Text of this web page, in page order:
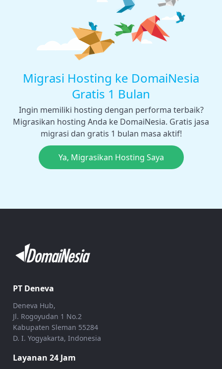
Migrasi Hosting ke DomaiNesia
Gratis 1 Bulan
Ingin memiliki hosting dengan performa terbaik?
Migrasikan hosting Anda ke DomaiNesia. Gratis jasa
migrasi dan gratis 1 bulan masa aktif!
Ya, Migrasikan Hosting Saya
PT Deneva
Deneva Hub,
Jl. Rogoyudan 1 No.2
Kabupaten Sleman 55284
D. I. Yogyakarta, Indonesia
Layanan 24 Jam